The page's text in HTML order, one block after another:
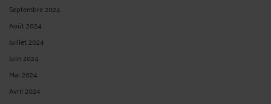
Septembre 2024
Août 2024
Juillet 2024
Juin 2024
Mai 2024
Avril 2024